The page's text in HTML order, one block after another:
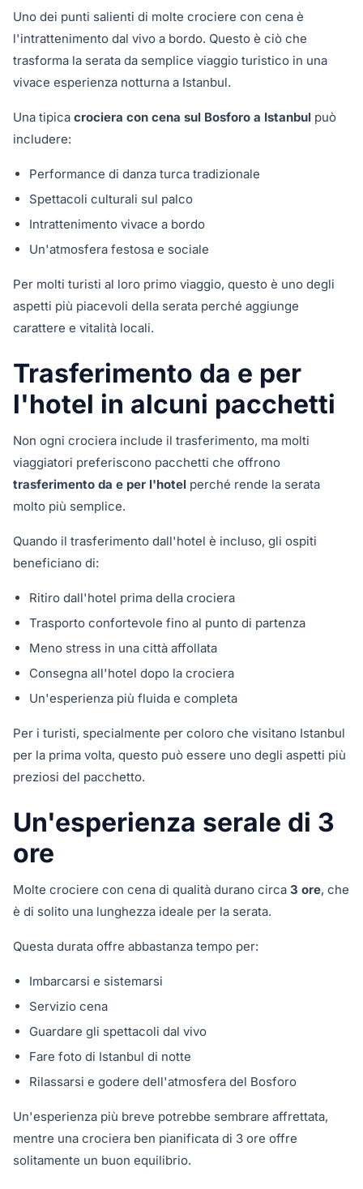
Uno dei punti salienti di molte crociere con cena è
l'intrattenimento dal vivo a bordo. Questo è ciò che
trasforma la serata da semplice viaggio turistico in una
vivace esperienza notturna a Istanbul.
Una tipica crociera con cena sul Bosforo a Istanbul può
includere:
Performance di danza turca tradizionale
Spettacoli culturali sul palco
Intrattenimento vivace a bordo
Un'atmosfera festosa e sociale
Per molti turisti al loro primo viaggio, questo è uno degli
aspetti più piacevoli della serata perché aggiunge
carattere e vitalità locali.
Trasferimento da e per
l'hotel in alcuni pacchetti
Non ogni crociera include il trasferimento, ma molti
viaggiatori preferiscono pacchetti che offrono
trasferimento da e per l'hotel perché rende la serata
molto più semplice.
Quando il trasferimento dall'hotel è incluso, gli ospiti
beneficiano di:
Ritiro dall'hotel prima della crociera
Trasporto confortevole fino al punto di partenza
Meno stress in una città affollata
Consegna all'hotel dopo la crociera
Un'esperienza più fluida e completa
Per i turisti, specialmente per coloro che visitano Istanbul
per la prima volta, questo può essere uno degli aspetti più
preziosi del pacchetto.
Un'esperienza serale di 3
ore
Molte crociere con cena di qualità durano circa 3 ore, che
è di solito una lunghezza ideale per la serata.
Questa durata offre abbastanza tempo per:
Imbarcarsi e sistemarsi
Servizio cena
Guardare gli spettacoli dal vivo
Fare foto di Istanbul di notte
Rilassarsi e godere dell'atmosfera del Bosforo
Un'esperienza più breve potrebbe sembrare affrettata,
mentre una crociera ben pianificata di 3 ore offre
solitamente un buon equilibrio.